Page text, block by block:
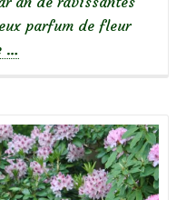
parfum de fleur
:
l’Oranger
du
…